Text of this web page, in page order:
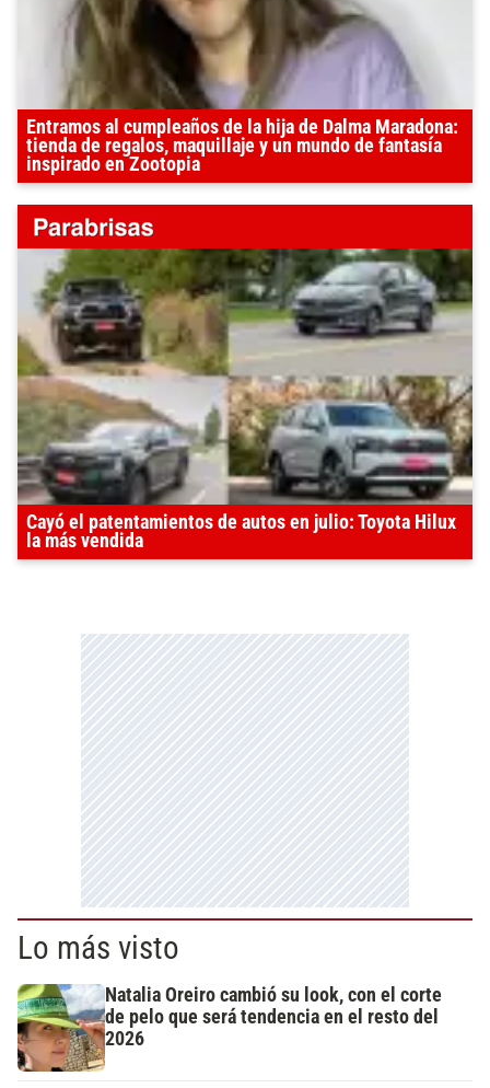
Entramos al cumpleaños de la hija de Dalma Maradona:
tienda de regalos, maquillaje y un mundo de fantasía
inspirado en Zootopia
Cayó el patentamientos de autos en julio: Toyota Hilux
la más vendida
Lo más visto
Natalia Oreiro cambió su look, con el corte
de pelo que será tendencia en el resto del
2026